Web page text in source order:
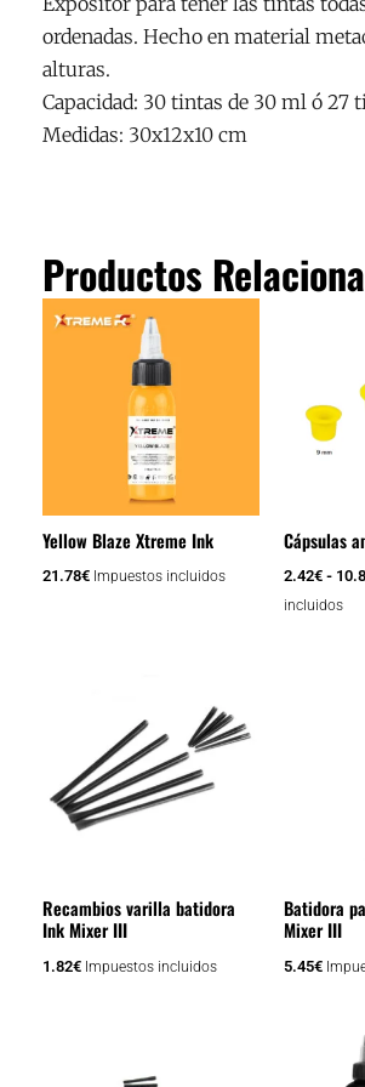
ordenadas. Hecho en material
alturas.
Capacidad: 30 tintas de 30 ml ó 27
Medidas: 30x12x10 cm
Productos
Yellow Blaze Xtreme Ink
21.78€ Impuestos incluidos
Cápsulas
2.42€ -
incluidosen
Recambios varilla batidora
Ink Mixer III
1.82€ Impuestos incluidos
Batidora
Mixer III
5.45€
precios:
producto